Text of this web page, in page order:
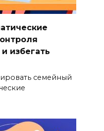
избегать
семейный